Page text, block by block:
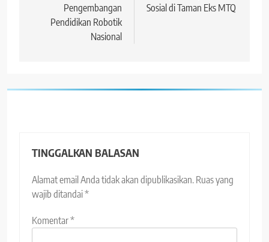
Pengembangan
Pendidikan Robotik
Nasional
Sosial di Taman Eks MTQ
TINGGALKAN BALASAN
Alamat email Anda tidak akan dipublikasikan. Ruas yang
wajib ditandai*
Komentar*